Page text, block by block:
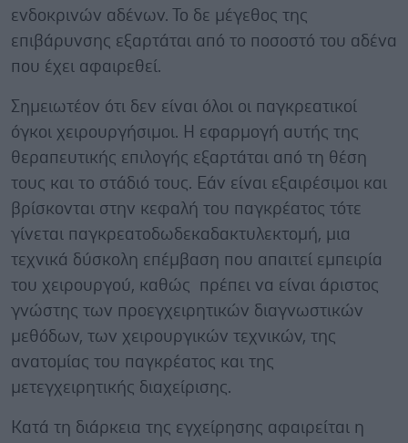
ενδοκρινών αδένων. Το δε μέγεθος της
επιβάρυνσης εξαρτάται από το ποσοστό του αδένα
που έχει αφαιρεθεί.
Σημειωτέον ότι δεν είναι όλοι οι παγκρεατικοί
όγκοι χειρουργήσιμοι. Η εφαρμογή αυτής της
θεραπευτικής επιλογής εξαρτάται από τη θέση
τους και το στάδιό τους. Εάν είναι εξαιρέσιμοι και
βρίσκονται στην κεφαλή του παγκρέατος τότε
γίνεται παγκρεατοδωδεκαδακτυλεκτομή, μια
τεχνικά δύσκολη επέμβαση που απαιτεί εμπειρία
του χειρουργού, καθώς πρέπει να είναι άριστος
γνώστης των προεγχειρητικών διαγνωστικών
μεθόδων, των χειρουργικών τεχνικών, της
ανατομίας του παγκρέατος και της
μετεγχειρητικής διαχείρισης.
Κατά τη διάρκεια της εγχείρησης αφαιρείται η